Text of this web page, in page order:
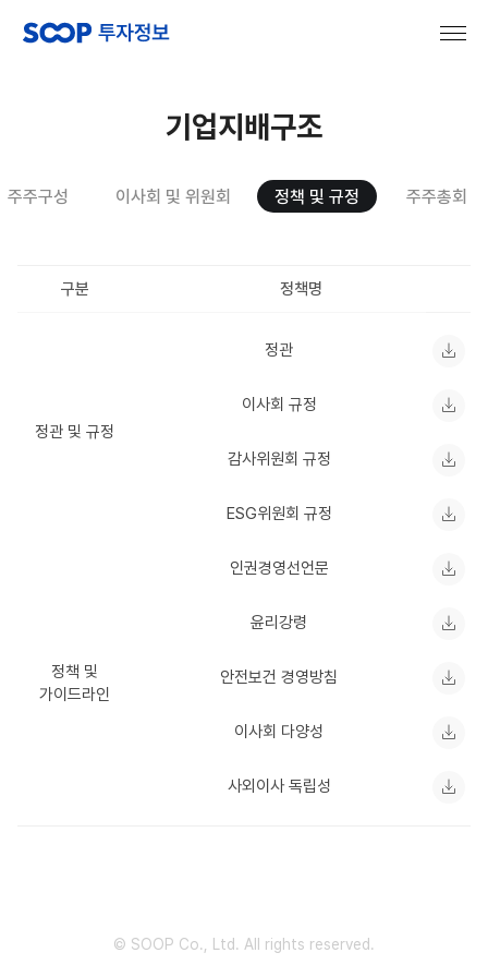
기업지배구조
주주구성 이사회 및 위원회 정책 및 규정 주주총회
구분 정책명
정관 및 규정
정관
이사회 규정
감사위원회 규정
ESG위원회 규정
정책 및
가이드라인
인권경영선언문
윤리강령
안전보건 경영방침
이사회 다양성
사외이사 독립성
© SOOP Co., Ltd. All rights reserved.